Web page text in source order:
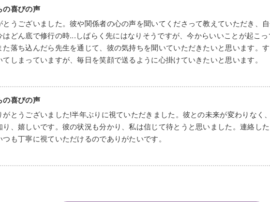
の喜びの声
とうございました。彼や関係者の心の声を聞いてくださって教えていただき、
はどん底で修行の時...しばらく先にはなりそうですが、今からいいことが起こ
た落ち込んだら先生を通じて、彼の気持ちを聞いていただきたいと思います。
しまっていますが、毎日を笑顔で送るように心掛けていきたいと思います。
の喜びの声
がとうございました!半年ぶりに視ていただきました。彼との未来が変わりなく
り、嬉しいです。彼の状況も分かり、私は信じて待とうと思いました。連絡し
も丁寧に視ていただけるのでありがたいです。